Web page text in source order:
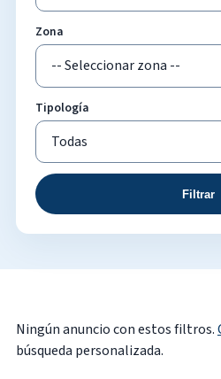
Zona
Tipología
Filtrar
Ningún anuncio con estos filtros.
búsqueda personalizada.